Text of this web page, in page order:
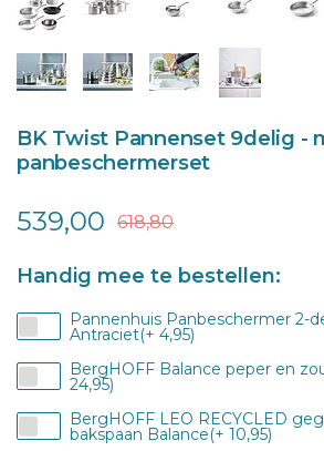
BK Twist Pannenset 9delig -
panbeschermerset
539,00 618,80
Handig mee te bestellen:
Pannenhuis Panbeschermer 2-
Antraciet(+ 4,95)
BergHOFF Balance peper en
24,95)
BergHOFF LEO RECYCLED
bakspaan Balance(+ 10,95)